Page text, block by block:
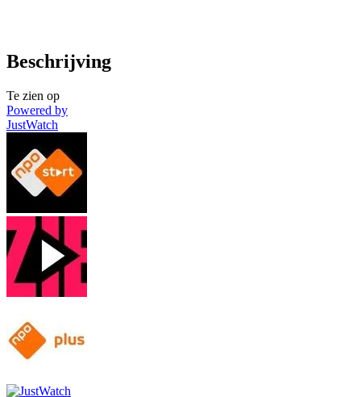
Beschrijving
Te zien op
Powered by
JustWatch